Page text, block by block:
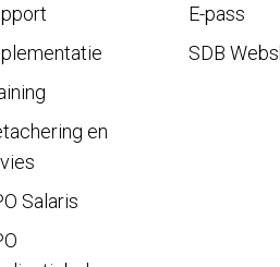
en
Salaris
E-pass
SDB